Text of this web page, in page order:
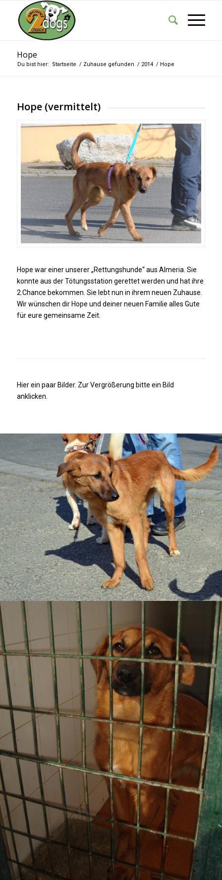
Hope
Du bist hier: Startseite / Zuhause gefunden / 2014 / Hope
Hope (vermittelt)
Hope war einer unserer „Rettungshunde“ aus Almeria. Sie
konnte aus der Tötungsstation gerettet werden und hat ihre
2.Chance bekommen. Sie lebt nun in ihrem neuen Zuhause.
Wir wünschen dir Hope und deiner neuen Familie alles Gute
für eure gemeinsame Zeit.
Hier ein paar Bilder. Zur Vergrößerung bitte ein Bild
anklicken.